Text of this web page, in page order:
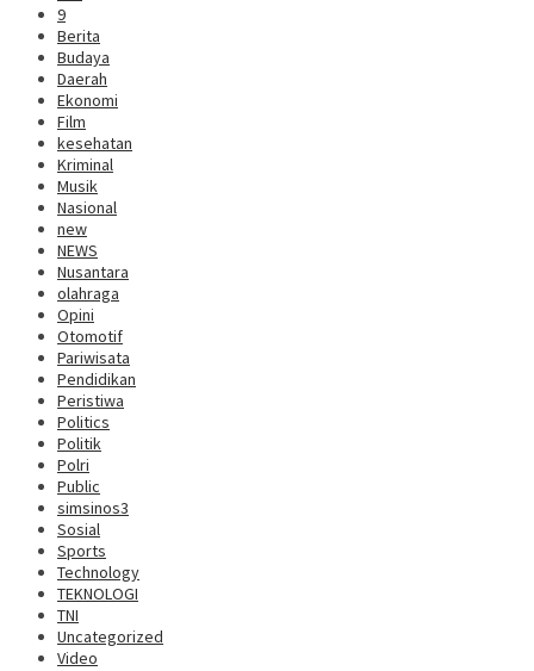
9
Berita
Budaya
Daerah
Ekonomi
Film
kesehatan
Kriminal
Musik
Nasional
new
NEWS
Nusantara
olahraga
Opini
Otomotif
Pariwisata
Pendidikan
Peristiwa
Politics
Politik
Polri
Public
simsinos3
Sosial
Sports
Technology
TEKNOLOGI
TNI
Uncategorized
Video